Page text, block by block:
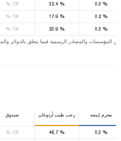
%100 %
32.4 %
%100 %
17.9 %
%100 %
23.9 %
المؤسسات والمصادر الرسمية فيما يتعلق بالدوائر
صندوق رجب طيب أردوغان محرم إينجه
%100 %
46,7 %